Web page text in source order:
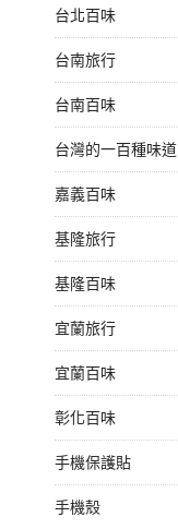
台北百味
台南旅行
台南百味
台灣的一百種味道
嘉義百味
基隆旅行
基隆百味
宜蘭旅行
宜蘭百味
彰化百味
手機保護貼
手機殼